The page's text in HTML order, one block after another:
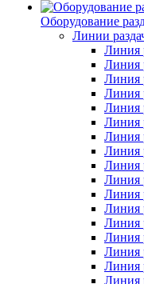
Оборудование
Линии
Линия
Линия
Линия
Линия
Линия
Линия
Линия
Линия
Линия
Линия
Линия
Линия
Линия
Линия
Линия
Линия
Линия